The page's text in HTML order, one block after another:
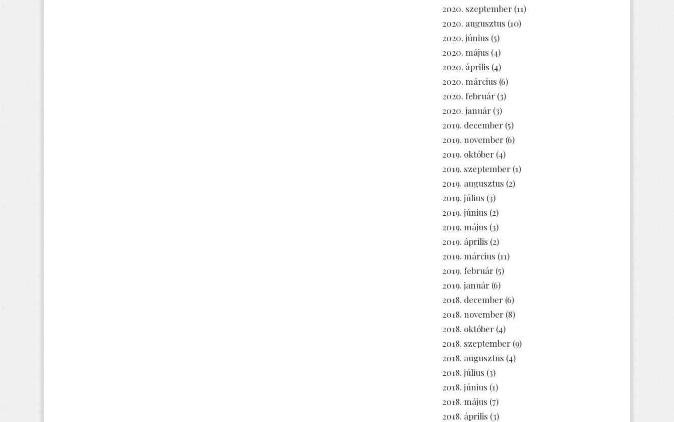
2020. szeptember (11)
2020. augusztus (10)
2020. június (5)
2020. május (4)
2020. április (4)
2020. március (6)
2020. február (3)
2020. január (3)
2019. december (5)
2019. november (6)
2019. október (4)
2019. szeptember (1)
2019. augusztus (2)
2019. július (3)
2019. június (2)
2019. május (3)
2019. április (2)
2019. március (11)
2019. február (5)
2019. január (6)
2018. december (6)
2018. november (8)
2018. október (4)
2018. szeptember (9)
2018. augusztus (4)
2018. július (3)
2018. június (1)
2018. május (7)
2018. április (3)